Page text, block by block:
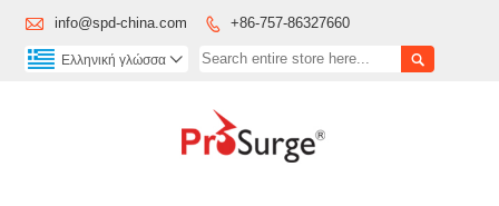
 info@spd-china.com  +86-757-86327660

Ελληνική γλώσσα 